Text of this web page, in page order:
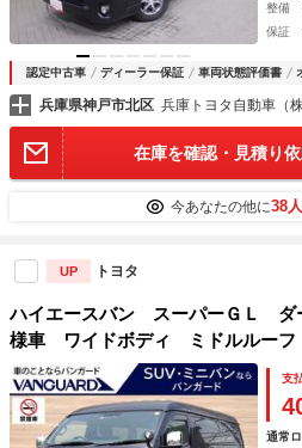
整備
保証
認定中古車 ディーラー保証 車両状態評価書
兵庫県神戸市北区 兵庫トヨタ自動車（
在庫を確認・見積り
今あなたの他に38人
UP トヨタ
ハイエースバン スーパーＧＬ ダ
様車 ワイドボディ ミドルルーフ
ア ＬＥＤヘッドライト 純正Ｓ
衝突軽減 クリアランスソナー パ
キ スマートキー スペアタイヤ
支
通常